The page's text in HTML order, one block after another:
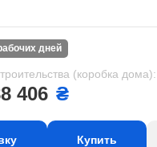
дней
(коробка дома):
406 ₴
Купить